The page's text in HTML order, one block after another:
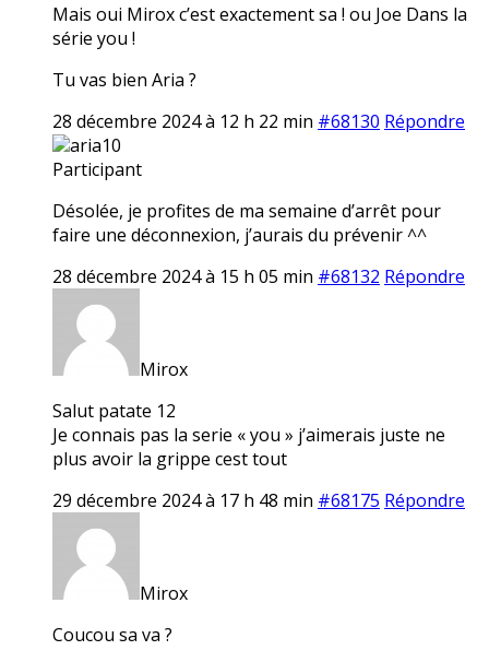
Mais oui Mirox c’est exactement sa ! ou Joe Dans la
série you !
Tu vas bien Aria ?
28 décembre 2024 à 12 h 22 min #68130 Répondre
aria10
Participant
Désolée, je profites de ma semaine d’arrêt pour
faire une déconnexion, j’aurais du prévenir ^^
28 décembre 2024 à 15 h 05 min #68132 Répondre
Mirox
Salut patate 12
Je connais pas la serie « you » j’aimerais juste ne
plus avoir la grippe cest tout
29 décembre 2024 à 17 h 48 min #68175 Répondre
Mirox
Coucou sa va ?